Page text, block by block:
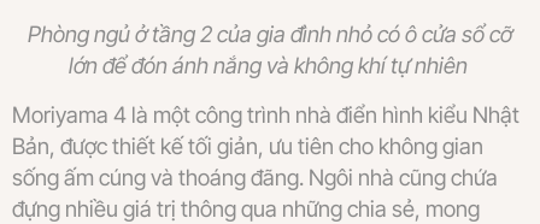
Phòng ngủ ở tầng 2 của gia đình nhỏ có ô cửa sổ cỡ
lớn để đón ánh nắng và không khí tự nhiên
Moriyama 4 là một công trình nhà điển hình kiểu Nhật
Bản, được thiết kế tối giản, ưu tiên cho không gian
sống ấm cúng và thoáng đãng. Ngôi nhà cũng chứa
đựng nhiều giá trị thông qua những chia sẻ, mong